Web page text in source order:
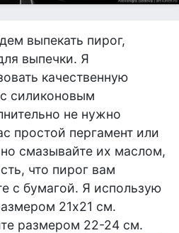
выпекать пирог,
выпечки. Я
качественную
силиконовым
не нужно
простой пергамент или
смазывайте их маслом,
что пирог вам
с бумагой. Я использую
21х21 см.
размером 22-24 см.